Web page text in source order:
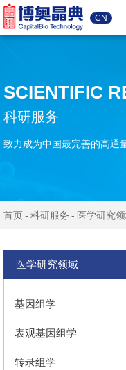
CN
SCIENTIFIC
科研服务
致力成为中国最完善的高通
首页 科研服务 医学研究
医学研究领域
基因组学
表观基因组学
转录组学